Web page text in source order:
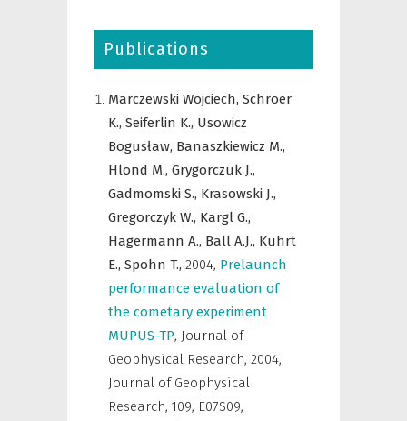
Publications
Marczewski Wojciech, Schroer
K., Seiferlin K., Usowicz
Bogusław, Banaszkiewicz M.,
Hlond M., Grygorczuk J.,
Gadmomski S., Krasowski J.,
Gregorczyk W., Kargl G.,
Hagermann A., Ball A.J., Kuhrt
E., Spohn T., 2004, Prelaunch
performance evaluation of
the cometary experiment
MUPUS-TP, Journal of
Geophysical Research, 2004,
Journal of Geophysical
Research, 109, E07S09,